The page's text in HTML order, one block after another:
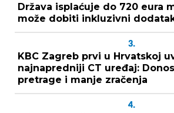
Država isplaćuje do 720 eura
može dobiti inkluzivni
3.
KBC Zagreb prvi u Hrvatskoj
najnapredniji CT uređaj:
pretrage i manje zračenja
4.